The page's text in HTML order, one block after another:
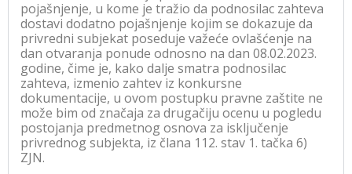
pojašnjenje, u kome je tražio da podnosilac zahteva
dostavi dodatno pojašnjenje kojim se dokazuje da
privredni subjekat poseduje važeće ovlašćenje na
dan otvaranja ponude odnosno na dan 08.02.2023.
godine, čime je, kako dalje smatra podnosilac
zahteva, izmenio zahtev iz konkursne
dokumentacije, u ovom postupku pravne zaštite ne
može bim od značaja za drugačiju ocenu u pogledu
postojanja predmetnog osnova za isključenje
privrednog subjekta, iz člana 112. stav 1. tačka 6)
ZJN.